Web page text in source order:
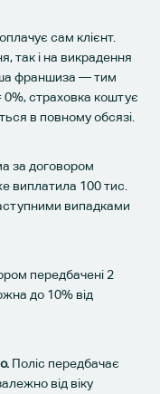
сам клієнт.
так і на викрадення
франшиза — тим
страховка коштує
в повному обсязі.
за договором
виплатила 100 тис.
випадками
передбачені 2
до 10% від
Поліс передбачає
від віку